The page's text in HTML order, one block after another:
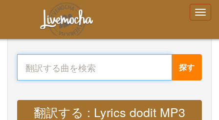
探す
翻訳する : Lyrics dodit MP3